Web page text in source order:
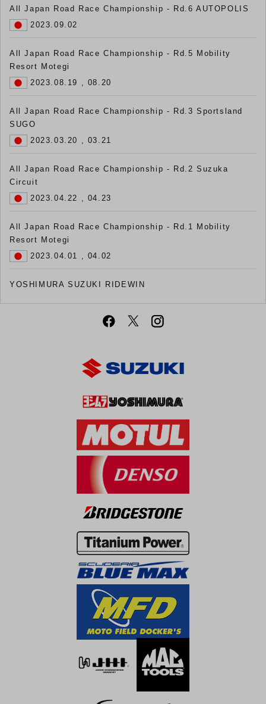
All Japan Road Race Championship - Rd.6 AUTOPOLIS
2023.09.02
All Japan Road Race Championship - Rd.5 Mobility
Resort Motegi
2023.08.19 , 08.20
All Japan Road Race Championship - Rd.3 Sportsland
SUGO
2023.03.20 , 03.21
All Japan Road Race Championship - Rd.2 Suzuka
Circuit
2023.04.22 , 04.23
All Japan Road Race Championship - Rd.1 Mobility
Resort Motegi
2023.04.01 , 04.02
YOSHIMURA SUZUKI RIDEWIN